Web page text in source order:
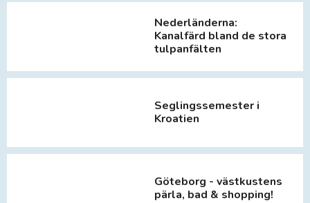
Nederländerna:
Kanalfärd bland de stora
tulpanfälten
Seglingssemester i
Kroatien
Göteborg - västkustens
pärla, bad & shopping!